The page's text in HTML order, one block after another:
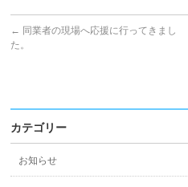
← 同業者の現場へ応援に行ってきまし
た。
カテゴリー
お知らせ